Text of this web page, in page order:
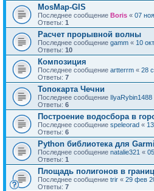
MosMap-GIS
Последнее сообщение Boris « 07
Ответы: 1
Расчет прорывной волны
Последнее сообщение gamm « 10
Ответы: 10
Композиция
Последнее сообщение artterrm « 28
Ответы: 7
Топокарта Чечни
Последнее сообщение IlyaRybin1488
Ответы: 6
Построение водосбора в
Последнее сообщение speleorad «
Ответы: 6
Python библиотека для
Последнее сообщение natalie321 «
Ответы: 1
Площадь полигонов в
Последнее сообщение trir « 29 фев
Ответы: 7